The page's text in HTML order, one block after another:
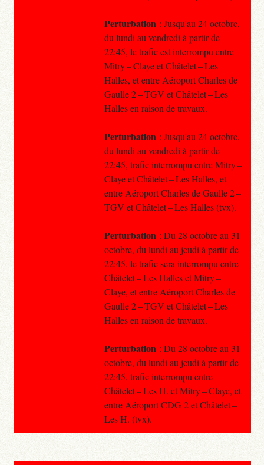
Perturbation : Jusqu'au 24 octobre,
du lundi au vendredi à partir de
22:45, le trafic est interrompu entre
Mitry – Claye et Châtelet – Les
Halles, et entre Aéroport Charles de
Gaulle 2 – TGV et Châtelet – Les
Halles en raison de travaux.
Perturbation : Jusqu'au 24 octobre,
du lundi au vendredi à partir de
22:45, trafic interrompu entre Mitry –
Claye et Châtelet – Les Halles, et
entre Aéroport Charles de Gaulle 2 –
TGV et Châtelet – Les Halles (tvx).
Perturbation : Du 28 octobre au 31
octobre, du lundi au jeudi à partir de
22:45, le trafic sera interrompu entre
Châtelet – Les Halles et Mitry –
Claye, et entre Aéroport Charles de
Gaulle 2 – TGV et Châtelet – Les
Halles en raison de travaux.
Perturbation : Du 28 octobre au 31
octobre, du lundi au jeudi à partir de
22:45, trafic interrompu entre
Châtelet – Les H. et Mitry – Claye, et
entre Aéroport CDG 2 et Châtelet –
Les H. (tvx).